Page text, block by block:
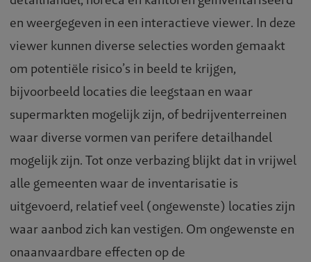
en weergegeven in een interactieve viewer. In deze
viewer kunnen diverse selecties worden gemaakt
om potentiële risico’s in beeld te krijgen,
bijvoorbeeld locaties die leegstaan en waar
supermarkten mogelijk zijn, of bedrijventerreinen
waar diverse vormen van perifere detailhandel
mogelijk zijn. Tot onze verbazing blijkt dat in vrijwel
alle gemeenten waar de inventarisatie is
uitgevoerd, relatief veel (ongewenste) locaties zijn
waar aanbod zich kan vestigen. Om ongewenste en
onaanvaardbare effecten op de